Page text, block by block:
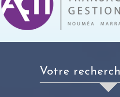
votre